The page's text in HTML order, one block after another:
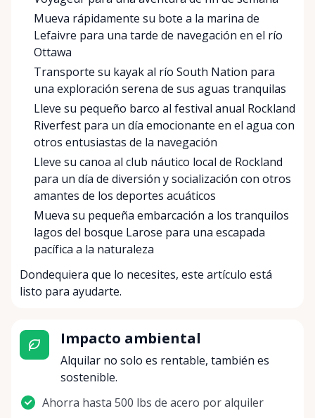
Mueva rápidamente su bote a la marina de
Lefaivre para una tarde de navegación en el río
Ottawa
Transporte su kayak al río South Nation para
una exploración serena de sus aguas tranquilas
Lleve su pequeño barco al festival anual Rockland
Riverfest para un día emocionante en el agua con
otros entusiastas de la navegación
Lleve su canoa al club náutico local de Rockland
para un día de diversión y socialización con otros
amantes de los deportes acuáticos
Mueva su pequeña embarcación a los tranquilos
lagos del bosque Larose para una escapada
pacífica a la naturaleza
Dondequiera que lo necesites, este artículo está
listo para ayudarte.
Impacto ambiental
Alquilar no solo es rentable, también es
sostenible.
Ahorra hasta 500 lbs de acero por alquiler